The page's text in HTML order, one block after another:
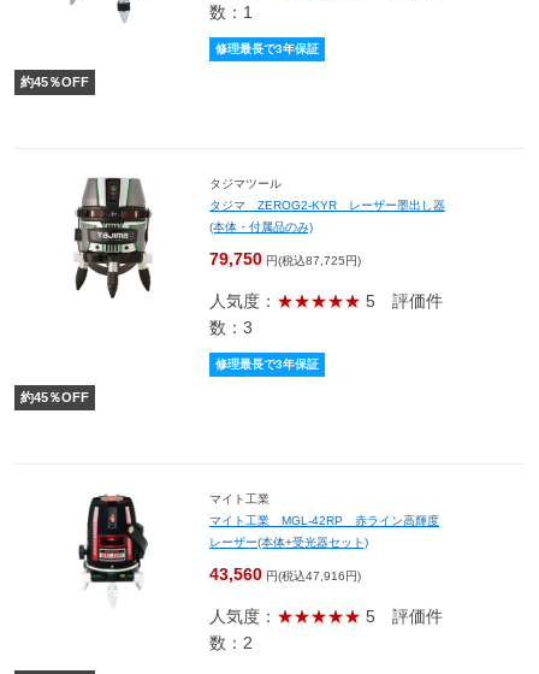
数：1
修理最長で3年保証
約45％OFF
タジマツール
タジマ ZEROG2-KYR レーザー墨出し器
(本体・付属品のみ)
79,750 円(税込87,725円)
人気度： ★★★★★ 5 評価件
数：3
修理最長で3年保証
約45％OFF
マイト工業
マイト工業 MGL-42RP 赤ライン高輝度
レーザー(本体+受光器セット)
43,560 円(税込47,916円)
人気度： ★★★★★ 5 評価件
数：2